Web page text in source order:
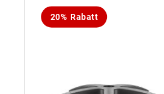
20% Rabatt